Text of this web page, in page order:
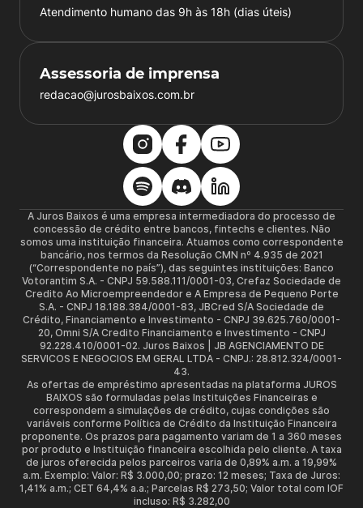
Atendimento humano das 9h às 18h (dias úteis)
Assessoria de imprensa
redacao@jurosbaixos.com.br
A Juros Baixos é uma empresa intermediadora do processo de
concessão de crédito entre bancos, fintechs e clientes. Não
somos uma instituição financeira. Atuamos como correspondente
bancário, nos termos da Resolução CMN nº 4.935 de 2021
(“Correspondente no país”), das seguintes instituições: Banco
Votorantim S.A. - CNPJ 59.588.111/0001-03, Crefaz Sociedade de
Credito Ao Microempreendedor e A Empresa de Pequeno Porte
S.A. - CNPJ 18.188.384/0001-83, JBCred S/A Sociedade de
Crédito, Financiamento e Investimento - CNPJ 39.625.760/0001-
20, Omni S/A Credito Financiamento e Investimento - CNPJ
92.228.410/0001-02. Juros Baixos | JB AGENCIAMENTO DE
SERVICOS E NEGOCIOS EM GERAL LTDA - CNPJ.: 28.812.324/0001-
43.
As ofertas de empréstimo apresentadas na plataforma JUROS
BAIXOS são formuladas pelas Instituições Financeiras e
correspondem a simulações de crédito, cujas condições são
variáveis conforme Política de Crédito da Instituição Financeira
proponente. Os prazos para pagamento variam de 1 a 360 meses
por produto e Instituição financeira escolhida pelo cliente. A taxa
de juros oferecida pelos parceiros varia de 0,89% a.m. a 19,99%
a.m. Exemplo: Valor: R$ 3.000,00; prazo: 12 meses; Taxa de Juros:
1,41% a.m.; CET 64,4% a.a.; Parcelas R$ 273,50; Valor total com IOF
incluso: R$ 3.282,00